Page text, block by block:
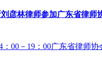
彦林律师参加广东省律
：00－19：00广东省律师